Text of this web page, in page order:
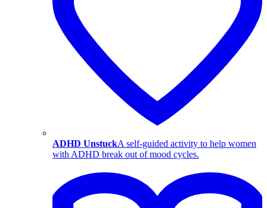
ADHD UnstuckA self-guided activity to help women
with ADHD break out of mood cycles.